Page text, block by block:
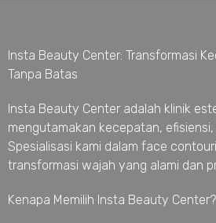
Insta Beauty Center: Transformasi
Tanpa Batas
Insta Beauty Center adalah klinik
mengutamakan kecepatan,
Spesialisasi kami dalam face
transformasi wajah yang alami dan
Kenapa Memilih Insta Beauty Center?